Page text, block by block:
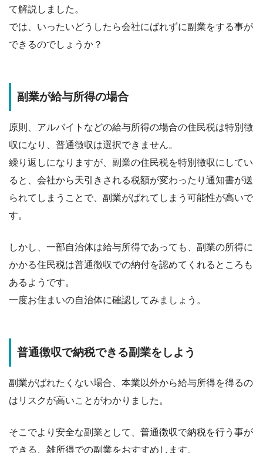
て解説しました。
では、いったいどうしたら会社にばれずに副業をする事が
できるのでしょうか？
副業が給与所得の場合
原則、 アルバイトなどの給与所得の場合の住民税は特別徴
収になり、普通徴収は選択できません。
繰り返しになりますが、副業の住民税を特別徴収にしてい
ると、会社から天引きされる税額が変わったり通知書が送
られてしまうことで、副業がばれてしまう可能性が高いで
す。
しかし、一部自治体は給与所得であっても、副業の所得に
かかる住民税は普通徴収での納付を認めてくれるところも
あるようです。
一度お住まいの自治体に確認してみましょう。
普通徴収で納税できる副業をしよう
副業がばれたくない場合、本業以外から給与所得を得るの
はリスクが高いことがわかりました。
そこでより安全な副業として、普通徴収で納税を行う事が
できる、雑所得での副業をおすすめします。